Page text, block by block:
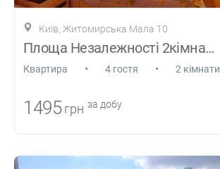
Київ, Житомирська Мала 10
Площа Незалежності 2кімнатна
Квартира • 4 гостя • 2 кімнати
1495 грн за добу